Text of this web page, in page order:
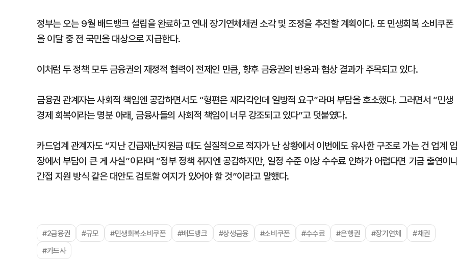
정부는 오는 9월 배드뱅크 설립을 완료하고 연내 장기연체채권 소각 및 조정을 추진할 계획이다. 또 민생회복 소비쿠폰
을 이달 중 전 국민을 대상으로 지급한다.
이처럼 두 정책 모두 금융권의 재정적 협력이 전제인 만큼, 향후 금융권의 반응과 협상 결과가 주목되고 있다.
금융권 관계자는 사회적 책임엔 공감하면서도 “형편은 제각각인데 일방적 요구”라며 부담을 호소했다. 그러면서 “민생
경제 회복이라는 명분 아래, 금융사들의 사회적 책임이 너무 강조되고 있다”고 덧붙였다.
카드업계 관계자도 “지난 긴급재난지원금 때도 실질적으로 적자가 난 상황에서 이번에도 유사한 구조로 가는 건 업계 입
장에서 부담이 큰 게 사실”이라며 “정부 정책 취지엔 공감하지만, 일정 수준 이상 수수료 인하가 어렵다면 기금 출연이
간접 지원 방식 같은 대안도 검토할 여지가 있어야 할 것”이라고 말했다.
#2금융권 #규모 #민생회복소비쿠폰 #배드뱅크 #상생금융 #소비쿠폰 #수수료 #은행권 #장기연체
#채권
#카드사